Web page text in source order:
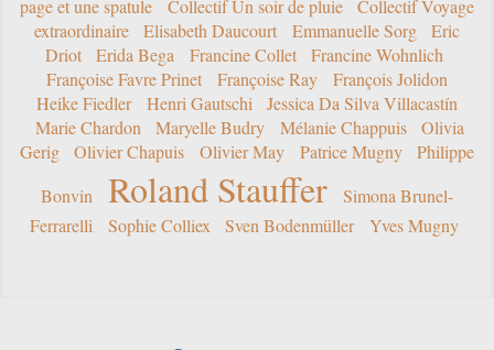
page et une spatule
Collectif Un soir de pluie
Collectif Voyage
extraordinaire
Elisabeth Daucourt Emmanuelle Sorg
Eric
Driot
Erida Bega Francine Collet
Francine Wohnlich
Françoise Favre Prinet
Françoise Ray
François Jolidon
Heike Fiedler
Henri Gautschi
Jessica Da Silva Villacastín
Marie Chardon
Maryelle Budry Mélanie Chappuis
Olivia
Gerig
Olivier Chapuis Olivier May Patrice Mugny
Philippe
Bonvin
Roland Stauffer
Simona Brunel-
Ferrarelli
Sophie Colliex Sven Bodenmüller Yves Mugny